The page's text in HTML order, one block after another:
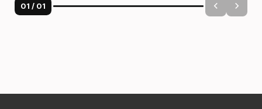
01 / 01